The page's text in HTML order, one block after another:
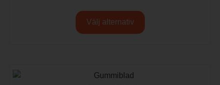
Välj alternativ